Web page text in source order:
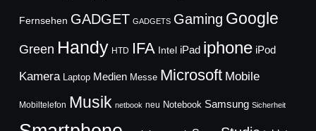
Fernsehen GADGET GADGETS Gaming Google
Green Handy HTD IFA Intel iPad iphone iPod
Kamera Laptop Medien Messe Microsoft Mobile
Mobiltelefon Musik netbook neu Notebook Samsung Sicherheit